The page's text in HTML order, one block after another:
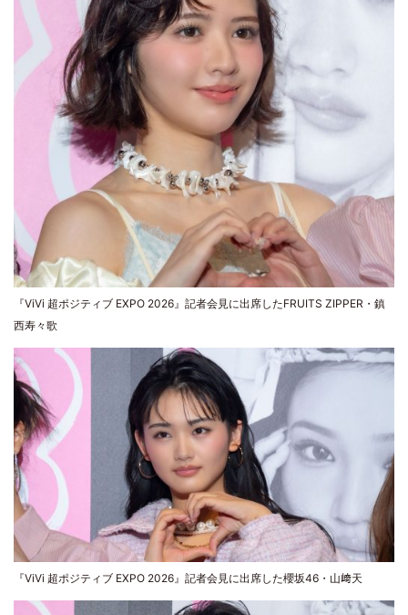
『ViVi 超ポジティブ EXPO 2026』記者会見に出席したFRUITS ZIPPER・鎮
西寿々歌
『ViVi 超ポジティブ EXPO 2026』記者会見に出席した櫻坂46・山﨑天